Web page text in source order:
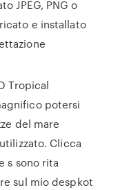
JPEG, PNG o
e installato
Tropical
potersi
del mare
Clicca
s sono rita
sul mio despkot